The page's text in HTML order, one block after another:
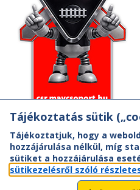
Tájékoztatás sütik
Tájékoztatjuk, hogy a
hozzájárulása nélkül, míg
sütiket a hozzájárulása
sütikezelésről szóló